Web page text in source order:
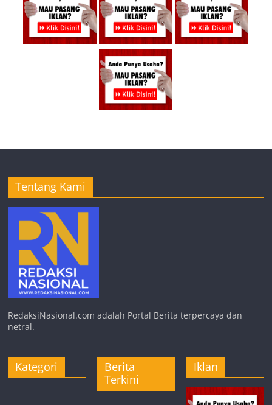
Tentang Kami
RedaksiNasional.com adalah Portal Berita terpercaya dan
netral.
Kategori
Berita
Terkini
Iklan